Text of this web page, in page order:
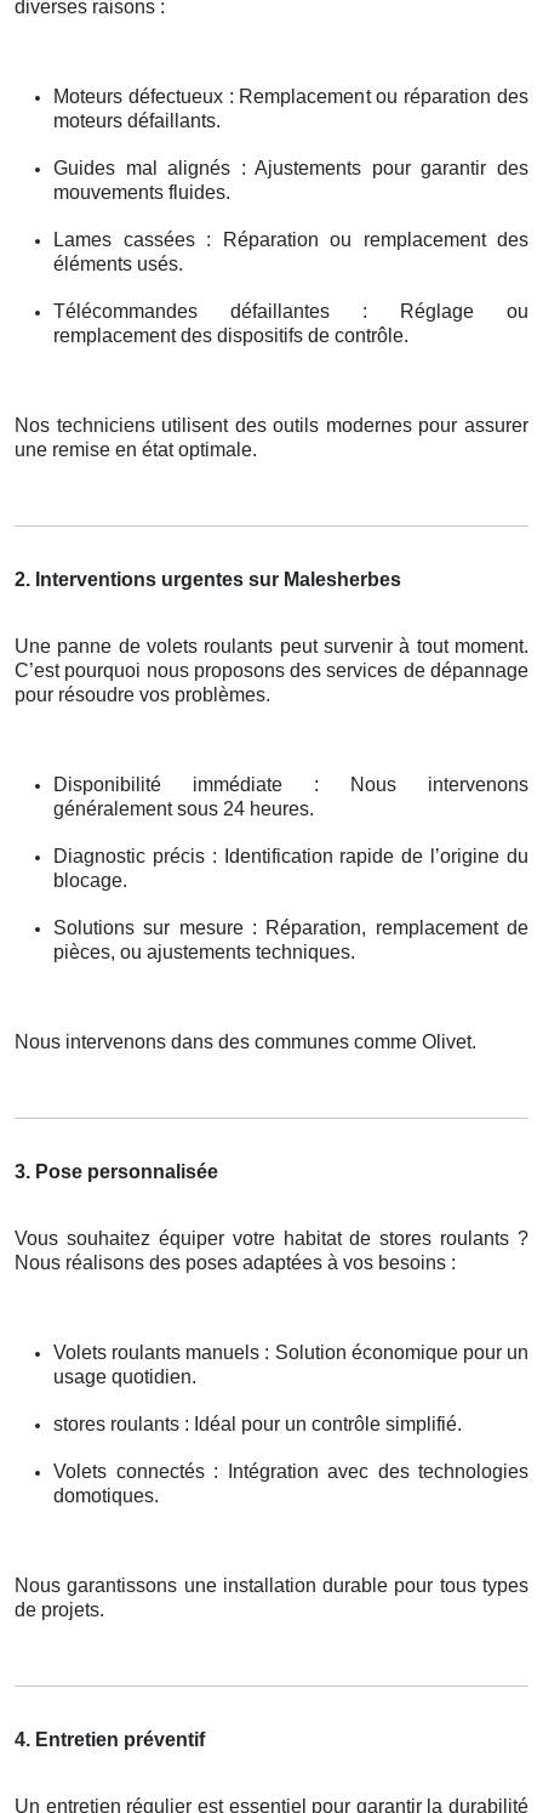
diverses raisons :
Moteurs défectueux : Remplacement ou réparation des
moteurs défaillants.
Guides mal alignés : Ajustements pour garantir des
mouvements fluides.
Lames cassées : Réparation ou remplacement des
éléments usés.
Télécommandes défaillantes : Réglage ou
remplacement des dispositifs de contrôle.
Nos techniciens utilisent des outils modernes pour assurer
une remise en état optimale.
2. Interventions urgentes sur Malesherbes
Une panne de volets roulants peut survenir à tout moment.
C’est pourquoi nous proposons des services de dépannage
pour résoudre vos problèmes.
Disponibilité immédiate : Nous intervenons
généralement sous 24 heures.
Diagnostic précis : Identification rapide de l’origine du
blocage.
Solutions sur mesure : Réparation, remplacement de
pièces, ou ajustements techniques.
Nous intervenons dans des communes comme Olivet.
3. Pose personnalisée
Vous souhaitez équiper votre habitat de stores roulants ?
Nous réalisons des poses adaptées à vos besoins :
Volets roulants manuels : Solution économique pour un
usage quotidien.
stores roulants : Idéal pour un contrôle simplifié.
Volets connectés : Intégration avec des technologies
domotiques.
Nous garantissons une installation durable pour tous types
de projets.
4. Entretien préventif
Un entretien régulier est essentiel pour garantir la durabilité